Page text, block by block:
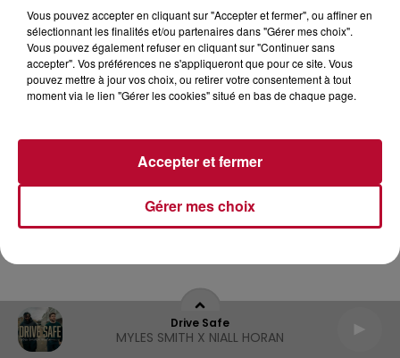
Drive Safe
MYLES SMITH X NIALL HORAN
Plan du site
Archives 2026 2025 2024 2023 2022
Vous pouvez accepter en cliquant sur "Accepter et fermer", ou affiner en
sélectionnant les finalités et/ou partenaires dans "Gérer mes choix".
Vous pouvez également refuser en cliquant sur "Continuer sans
accepter". Vos préférences ne s'appliqueront que pour ce site. Vous
pouvez mettre à jour vos choix, ou retirer votre consentement à tout
moment via le lien "Gérer les cookies" situé en bas de chaque page.
Gérer mes choix
Accepter et fermer